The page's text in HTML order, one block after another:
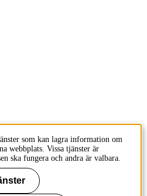
som kan lagra information om
webbplats. Vissa tjänster är
ska fungera och andra är valbara.